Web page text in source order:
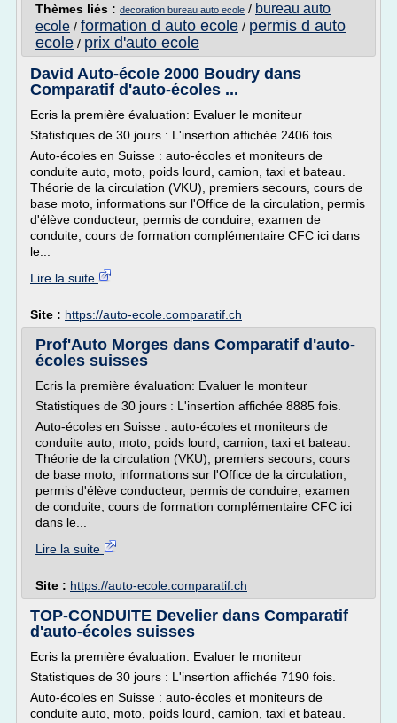
Thèmes liés : decoration bureau auto ecole / bureau auto
ecole / formation d auto ecole / permis d auto
ecole / prix d'auto ecole
David Auto-école 2000 Boudry dans
Comparatif d'auto-écoles ...
Ecris la première évaluation: Evaluer le moniteur
Statistiques de 30 jours : L'insertion affichée 2406 fois.
Auto-écoles en Suisse : auto-écoles et moniteurs de
conduite auto, moto, poids lourd, camion, taxi et bateau.
Théorie de la circulation (VKU), premiers secours, cours de
base moto, informations sur l'Office de la circulation, permis
d'élève conducteur, permis de conduire, examen de
conduite, cours de formation complémentaire CFC ici dans
le...
Lire la suite
Site : https://auto-ecole.comparatif.ch
Prof'Auto Morges dans Comparatif d'auto-
écoles suisses
Ecris la première évaluation: Evaluer le moniteur
Statistiques de 30 jours : L'insertion affichée 8885 fois.
Auto-écoles en Suisse : auto-écoles et moniteurs de
conduite auto, moto, poids lourd, camion, taxi et bateau.
Théorie de la circulation (VKU), premiers secours, cours
de base moto, informations sur l'Office de la circulation,
permis d'élève conducteur, permis de conduire, examen
de conduite, cours de formation complémentaire CFC ici
dans le...
Lire la suite
Site : https://auto-ecole.comparatif.ch
TOP-CONDUITE Develier dans Comparatif
d'auto-écoles suisses
Ecris la première évaluation: Evaluer le moniteur
Statistiques de 30 jours : L'insertion affichée 7190 fois.
Auto-écoles en Suisse : auto-écoles et moniteurs de
conduite auto, moto, poids lourd, camion, taxi et bateau.